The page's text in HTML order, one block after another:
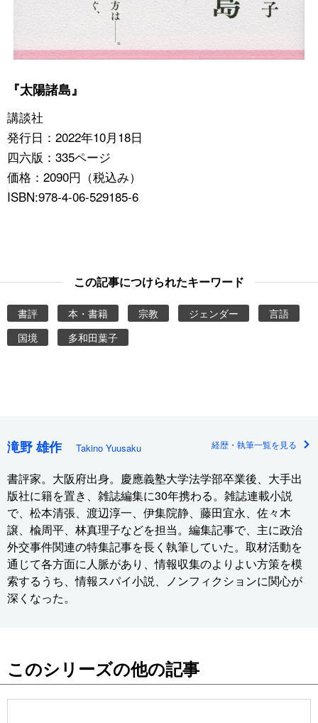
『太陽諸島』
講談社
発行日：2022年10月18日
四六版：335ページ
価格：2090円（税込み）
ISBN:978-4-06-529185-6
この記事につけられたキーワード
書評 本・書籍 宗教 ジェンダー
言語
国境
多和田葉子
滝野 雄作 Takino Yuusaku 経歴・執筆一覧を見る
書評家。大阪府出身。慶應義塾大学法学部卒業後、大手出
版社に籍を置き、雑誌編集に30年携わる。雑誌連載小説
で、松本清張、渡辺淳一、伊集院静、藤田宜永、佐々木
譲、楡周平、林真理子などを担当。編集記事で、主に政治
外交事件関連の特集記事を長く執筆していた。取材活動を
通じて各方面に人脈があり、情報収集のよりよい方策を模
索するうち、情報スパイ小説、ノンフィクションに関心が
深くなった。
このシリーズの他の記事